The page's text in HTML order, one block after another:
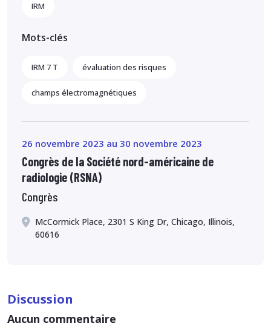
IRM
Mots-clés
IRM 7 T évaluation des risques
champs électromagnétiques
26 novembre 2023 au 30 novembre 2023
Congrès de la Société nord-américaine de
radiologie (RSNA)
Congrès
McCormick Place, 2301 S King Dr, Chicago, Illinois,
60616
Discussion
Aucun commentaire